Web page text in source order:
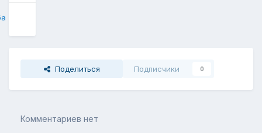
Поделиться Подписчики 0
Комментариев нет